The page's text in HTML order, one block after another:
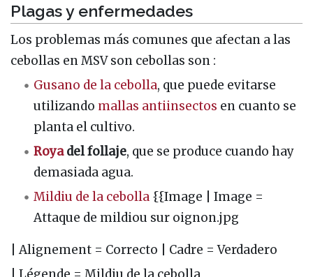
Plagas y enfermedades
Los problemas más comunes que afectan a las
cebollas en MSV son cebollas son :
Gusano de la cebolla, que puede evitarse
utilizando mallas antiinsectos en cuanto se
planta el cultivo.
Royadel follaje, que se produce cuando hay
demasiada agua.
Mildiu de la cebolla {{Image | Image =
Attaque de mildiou sur oignon.jpg
| Alignement = Correcto | Cadre = Verdadero